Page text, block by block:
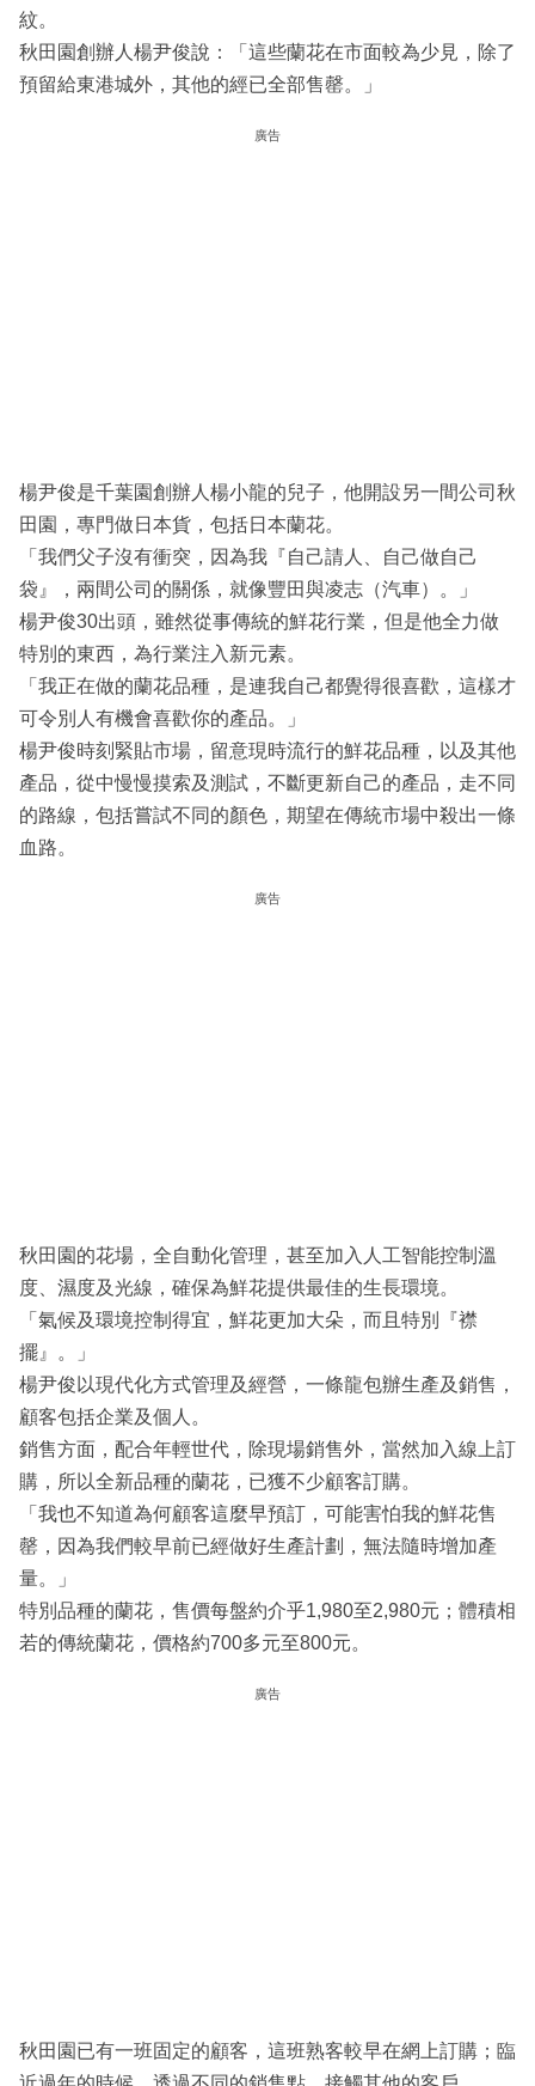
紋。
秋田園創辦人楊尹俊說：「這些蘭花在市面較為少見，除了
預留給東港城外，其他的經已全部售罄。」
廣告
楊尹俊是千葉園創辦人楊小龍的兒子，他開設另一間公司秋
田園，專門做日本貨，包括日本蘭花。
「我們父子沒有衝突，因為我『自己請人、自己做自己
袋』，兩間公司的關係，就像豐田與凌志（汽車）。」
楊尹俊30出頭，雖然從事傳統的鮮花行業，但是他全力做
特別的東西，為行業注入新元素。
「我正在做的蘭花品種，是連我自己都覺得很喜歡，這樣才
可令別人有機會喜歡你的產品。」
楊尹俊時刻緊貼市場，留意現時流行的鮮花品種，以及其他
產品，從中慢慢摸索及測試，不斷更新自己的產品，走不同
的路線，包括嘗試不同的顏色，期望在傳統市場中殺出一條
血路。
廣告
秋田園的花場，全自動化管理，甚至加入人工智能控制溫
度、濕度及光線，確保為鮮花提供最佳的生長環境。
「氣候及環境控制得宜，鮮花更加大朵，而且特別『襟
擺』。」
楊尹俊以現代化方式管理及經營，一條龍包辦生產及銷售，
顧客包括企業及個人。
銷售方面，配合年輕世代，除現場銷售外，當然加入線上訂
購，所以全新品種的蘭花，已獲不少顧客訂購。
「我也不知道為何顧客這麼早預訂，可能害怕我的鮮花售
罄，因為我們較早前已經做好生產計劃，無法隨時增加產
量。」
特別品種的蘭花，售價每盤約介乎1,980至2,980元；體積相
若的傳統蘭花，價格約700多元至800元。
廣告
秋田園已有一班固定的顧客，這班熟客較早在網上訂購；臨